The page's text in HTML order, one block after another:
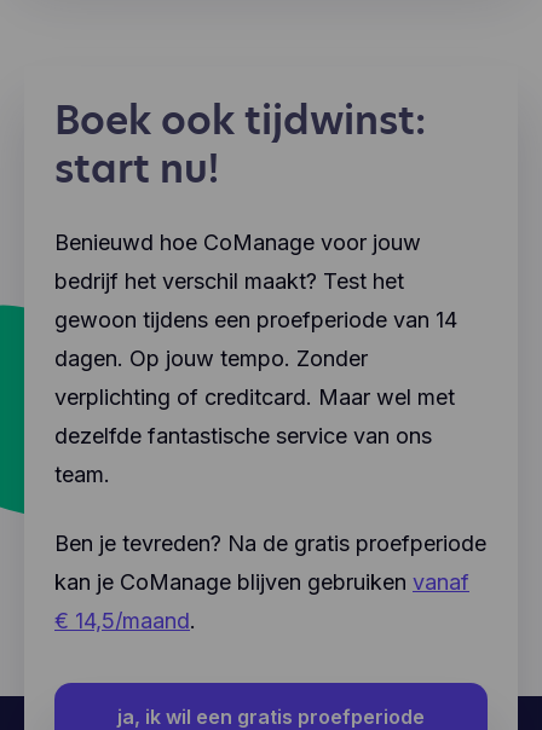
Boek ook tijdwinst:
start nu!
Benieuwd hoe CoManage voor jouw
bedrijf het verschil maakt? Test het
gewoon tijdens een proefperiode van 14
dagen. Op jouw tempo. Zonder
verplichting of creditcard. Maar wel met
dezelfde fantastische service van ons
team.
Ben je tevreden? Na de gratis proefperiode
kan je CoManage blijven gebruiken vanaf
€ 14,5/maand.
ja, ik wil een gratis proefperiode